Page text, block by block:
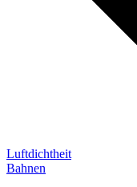
Luftdichtheit
Bahnen